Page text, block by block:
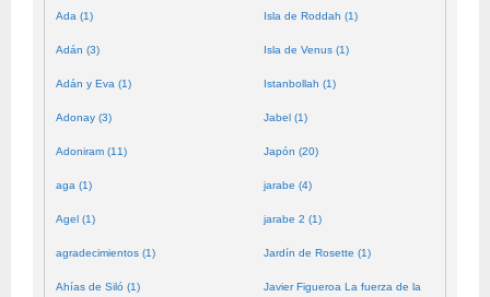
Ada (1)
Adán (3)
Adán y Eva (1)
Adonay (3)
Adoniram (11)
aga (1)
Agel (1)
agradecimientos (1)
Ahías de Siló (1)
Isla de Roddah (1)
Isla de Venus (1)
Istanbollah (1)
Jabel (1)
Japón (20)
jarabe (4)
jarabe 2 (1)
Jardín de Rosette (1)
Javier Figueroa La fuerza de la